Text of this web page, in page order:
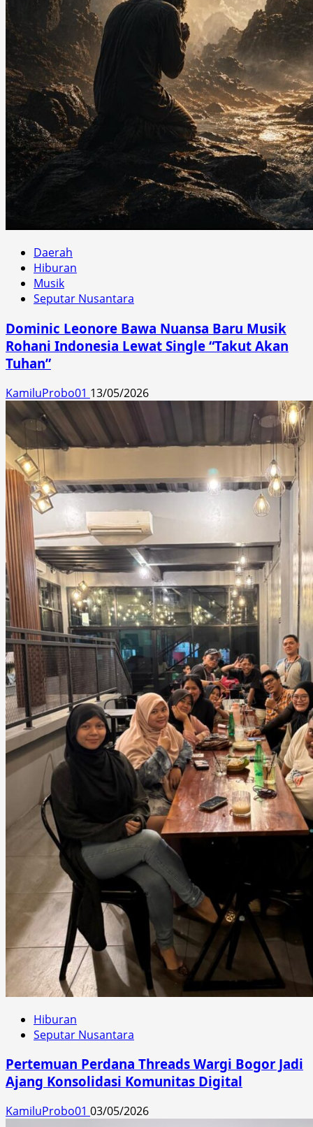
Daerah
Hiburan
Musik
Seputar Nusantara
Dominic Leonore Bawa Nuansa Baru Musik
Rohani Indonesia Lewat Single “Takut Akan
Tuhan”
KamiluProbo01 13/05/2026
Hiburan
Seputar Nusantara
Pertemuan Perdana Threads Wargi Bogor Jadi
Ajang Konsolidasi Komunitas Digital
KamiluProbo01 03/05/2026